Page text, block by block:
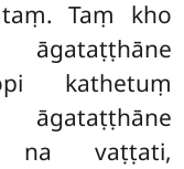
Taṃ kho
kathetuṃ
na vaṭṭati,